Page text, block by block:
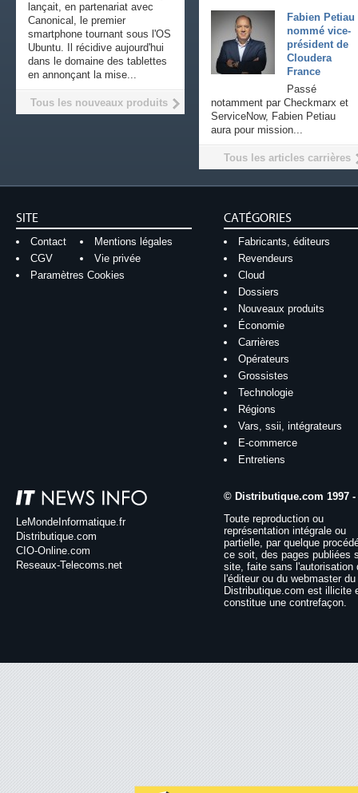
Fabien Petiau
nommé vice-
président de
Cloudera
France
Passé
notamment par Checkmarx et
ServiceNow, Fabien Petiau
aura pour mission...
Tous les articles carrières
lançait, en partenariat avec
Canonical, le premier
smartphone tournant sous l'OS
Ubuntu. Il récidive aujourd'hui
dans le domaine des tablettes
en annonçant la mise...
Tous les nouveaux produits
SITE
Contact
Mentions légales
CGV
Vie privée
Paramètres Cookies
CATÉGORIES
Fabricants, éditeurs
Revendeurs
Cloud
Dossiers
Nouveaux produits
Économie
Carrières
Opérateurs
Grossistes
Technologie
Régions
Vars, ssii, intégrateurs
E-commerce
Entretiens
LeMondeInformatique.fr
Distributique.com
CIO-Online.com
Reseaux-Telecoms.net
© Distributique.com 1997 -
Toute reproduction ou
représentation intégrale ou
partielle, par quelque
ce soit, des pages publiées
site, faite sans l'autorisation
l'éditeur ou du webmaster
Distributique.com est illicite
constitue une contrefaçon.